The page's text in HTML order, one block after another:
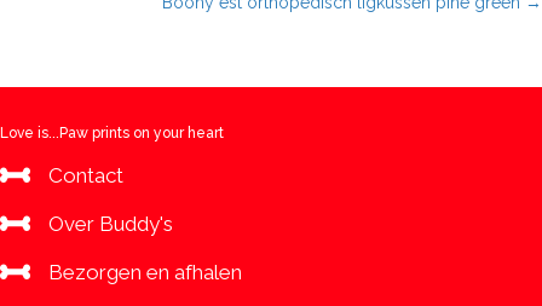
navigation
Love is...Paw prints on your heart
Contact
Over Buddy's
Bezorgen en afhalen